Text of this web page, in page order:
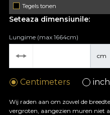
Tegels tonen
Seteaza dimensiunile:
cm
Lungime (max 1664cm)
Centimeters
Wij raden aan om zowel de
vergroten, aangezien muren niet